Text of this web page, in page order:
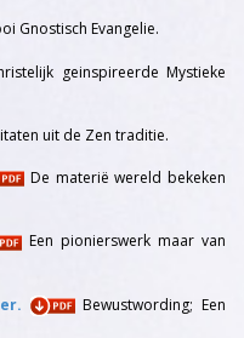
Gnostisch Evangelie.
geinspireerde Mystieke
uit de Zen traditie.
De materië wereld bekeken
Een pionierswerk maar van
Bewustwording; Een